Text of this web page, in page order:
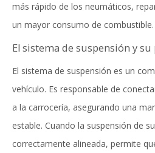
más rápido de los neumáticos,
un mayor consumo de combustible.
El sistema de suspensión y
El sistema de suspensión es un
vehículo. Es responsable de
a la carrocería, asegurando una
estable. Cuando la suspensión de
correctamente alineada, permite